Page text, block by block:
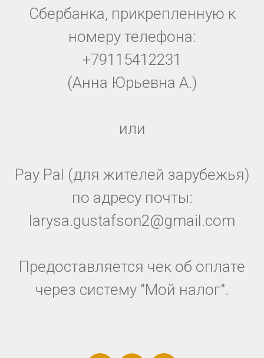
Сбербанка, прикрепленную к
номеру телефона:
+79115412231
(Анна Юрьевна А.)
или
Pay Pal (для жителей зарубежья)
по адресу почты:
larysa.gustafson2@gmail.com
Предоставляется чек об оплате
через систему "Мой налог".